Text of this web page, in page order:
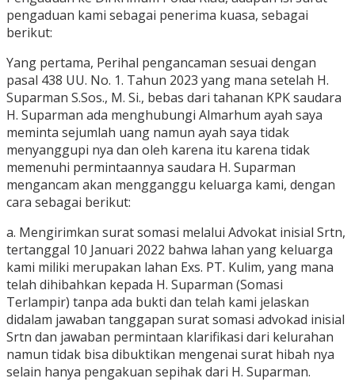
pengaduan kami sebagai penerima kuasa, sebagai
berikut:
Yang pertama, Perihal pengancaman sesuai dengan
pasal 438 UU. No. 1. Tahun 2023 yang mana setelah H.
Suparman S.Sos., M. Si., bebas dari tahanan KPK saudara
H. Suparman ada menghubungi Almarhum ayah saya
meminta sejumlah uang namun ayah saya tidak
menyanggupi nya dan oleh karena itu karena tidak
memenuhi permintaannya saudara H. Suparman
mengancam akan mengganggu keluarga kami, dengan
cara sebagai berikut:
a. Mengirimkan surat somasi melalui Advokat inisial Srtn,
tertanggal 10 Januari 2022 bahwa lahan yang keluarga
kami miliki merupakan lahan Exs. PT. Kulim, yang mana
telah dihibahkan kepada H. Suparman (Somasi
Terlampir) tanpa ada bukti dan telah kami jelaskan
didalam jawaban tanggapan surat somasi advokad inisial
Srtn dan jawaban permintaan klarifikasi dari kelurahan
namun tidak bisa dibuktikan mengenai surat hibah nya
selain hanya pengakuan sepihak dari H. Suparman.